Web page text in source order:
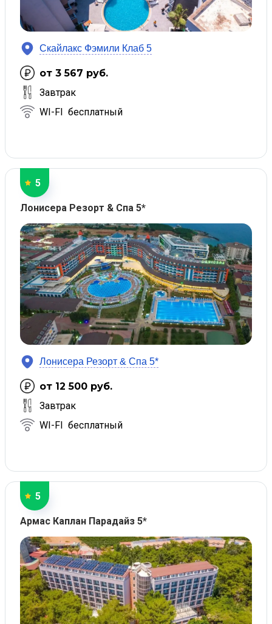
Скайлакс Фэмили Клаб 5
от 3 567 руб.
Завтрак
WI-FI бесплатный
5
Лонисера Резорт & Спа 5*
Лонисера Резорт & Спа 5*
от 12 500 руб.
Завтрак
WI-FI бесплатный
5
Армас Каплан Парадайз 5*